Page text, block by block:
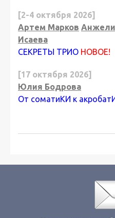
[2-4 октября 2026]
Артем Марков
Исаева
СЕКРЕТЫ ТРИО НОВОЕ!
[17 октября 2026]
Юлия Бодрова
От соматиКИ к